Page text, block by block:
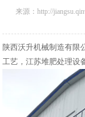
来源：http://
陕西沃升机械制造有限
工艺，江苏堆肥处理设